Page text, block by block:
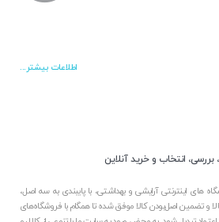
اطلاعات بیشتر...
بررسی، انتخاب و خرید آنلاین
های اینترنتی آرایشی و بهداشتی، با پایبندی به سه اصل،
بازگشت کالا و تضمین اصل‌بودن کالا موفق شده تا همگام با فروشگاه‌های